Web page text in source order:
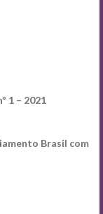
1 – 2021
Brasil com